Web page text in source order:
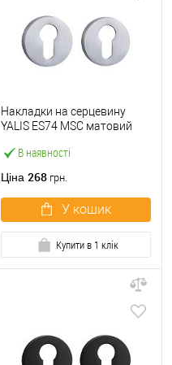
В наявності
Накладки на серцевину
YALIS ES74 MSC матовий
Ціна 268 грн.
У кошик
Купити в 1 клік